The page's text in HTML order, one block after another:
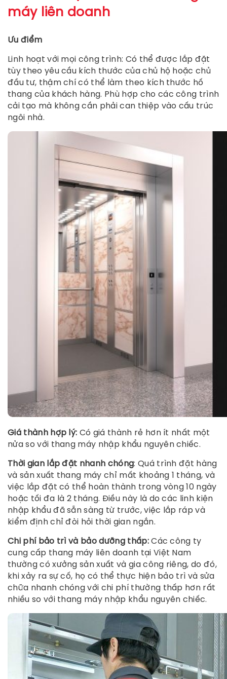
máy liên doanh
Ưu điểm
Linh hoạt với mọi công trình: Có thể được lắp đặt
tùy theo yêu cầu kích thước của chủ hộ hoặc chủ
đầu tư, thậm chí có thể làm theo kích thước hố
thang của khách hàng. Phù hợp cho các công trình
cải tạo mà không cần phải can thiệp vào cấu trúc
ngôi nhà.
Giá thành hợp lý: Có giá thành rẻ hơn ít nhất một
nửa so với thang máy nhập khẩu nguyên chiếc.
Thời gian lắp đặt nhanh chóng: Quá trình đặt hàng
và sản xuất thang máy chỉ mất khoảng 1 tháng, và
việc lắp đặt có thể hoàn thành trong vòng 10 ngày
hoặc tối đa là 2 tháng. Điều này là do các linh kiện
nhập khẩu đã sẵn sàng từ trước, việc lắp ráp và
kiểm định chỉ đòi hỏi thời gian ngắn.
Chi phí bảo trì và bảo dưỡng thấp:Các công ty
cung cấp thang máy liên doanh tại Việt Nam
thường có xưởng sản xuất và gia công riêng, do đó,
khi xảy ra sự cố, họ có thể thực hiện bảo trì và sửa
chữa nhanh chóng với chi phí thường thấp hơn rất
nhiều so với thang máy nhập khẩu nguyên chiếc.